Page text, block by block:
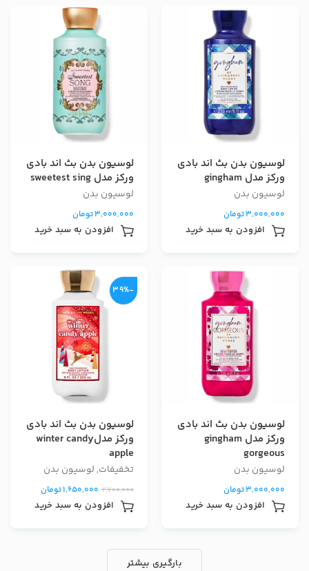
لوسیون بدن بث اند بادی
ورکز مدل gingham
لوسیون بدن
3,000,000تومان
افزودن به سبد خرید
لوسیون بدن بث اند بادی
ورکز مدل sweetest sing
لوسیون بدن
3,000,000تومان
افزودن به سبد خرید
لوسیون بدن بث اند بادی
ورکز مدل gingham
gorgeous
لوسیون بدن
3,000,000تومان
افزودن به سبد خرید
-39%
لوسیون بدن بث اند بادی
ورکز مدلwinter candy
apple
تخفیفات, لوسیون بدن
2,700,000
1,650,000تومان
افزودن به سبد خرید
بارگیری بیشتر